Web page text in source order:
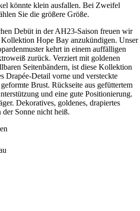
könnte klein ausfallen. Bei Zweifel
Sie die größere Größe.
Debüt in der AH23-Saison freuen wir
Hope Bay anzukündigen. Unser
kehrt in einem auffälligen
zurück. Verziert mit goldenen
Seitenbändern, ist diese Kollektion
Drapée-Detail vorne und versteckte
Brust. Rückseite aus gefüttertem
und eine gute Positionierung.
Dekoratives, goldenes, drapiertes
Sonne nicht heiß.